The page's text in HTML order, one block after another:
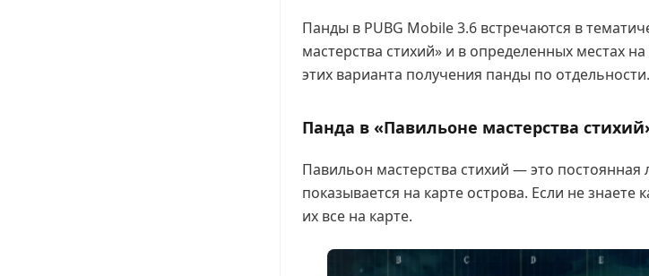
Панды в PUBG Mobile 3.6 встречаются в
мастерства стихий» и в определенных местах
этих варианта получения панды по отдельности.
Панда в «Павильоне мастерства
Павильон мастерства стихий — это постоянная
показывается на карте острова. Если не знаете
их все на карте.